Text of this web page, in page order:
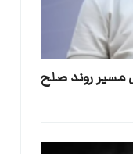
مسیر روند صلح